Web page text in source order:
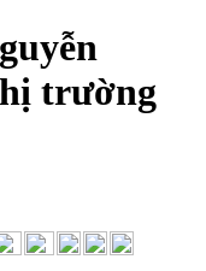
trường